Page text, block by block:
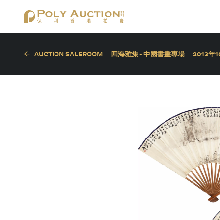
AUCTION SALEROOM 四海雅集 - 中國書畫專場 2013年